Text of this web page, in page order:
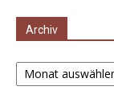
Archiv
Archiv